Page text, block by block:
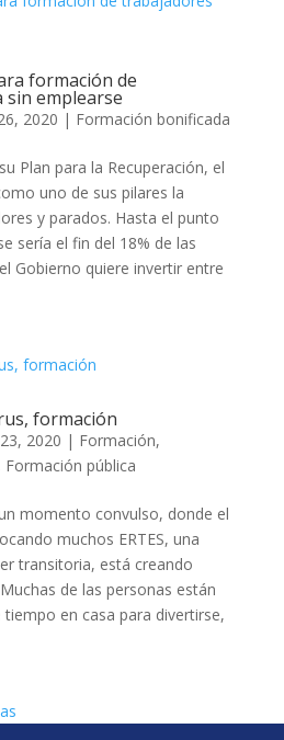
formación de
emplearse
2020 | Formación bonificada
Plan para la Recuperación, el
uno de sus pilares la
y parados. Hasta el punto
sería el fin del 18% de las
Gobierno quiere invertir entre
formación
2020 | Formación,
Formación pública
momento convulso, donde el
muchos ERTES, una
transitoria, está creando
de las personas están
en casa para divertirse,